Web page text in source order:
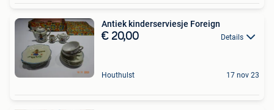
Antiek kinderserviesje Foreign
€ 20,00 Details
Houthulst 17 nov 23